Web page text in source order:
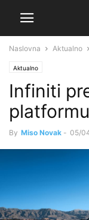
Naslovna Aktualno
Aktualno
Infiniti
platformu
By Miso Novak - 05/